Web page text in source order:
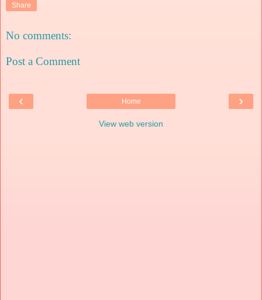
Share
No comments:
Post a Comment
‹ ›
Home
View web version